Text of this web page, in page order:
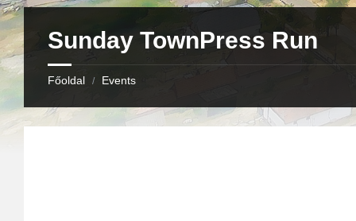
Sunday TownPress Run
Főoldal / Events